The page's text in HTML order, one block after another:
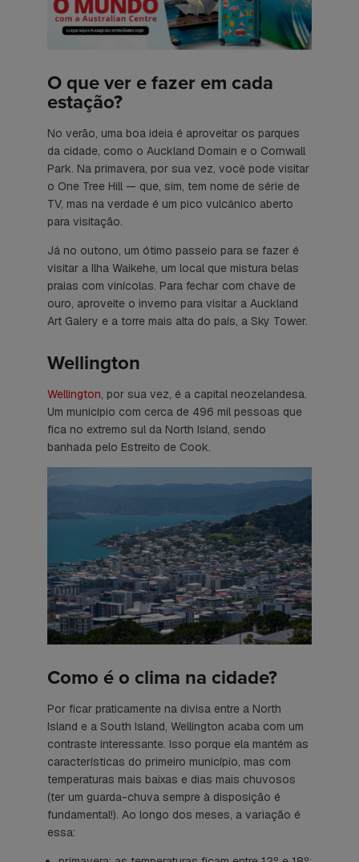
O que ver e fazer em cada
estação?
No verão, uma boa ideia é aproveitar os parques
da cidade, como o Auckland Domain e o Cornwall
Park. Na primavera, por sua vez, você pode visitar
o One Tree Hill — que, sim, tem nome de série de
TV, mas na verdade é um pico vulcânico aberto
para visitação.
Já no outono, um ótimo passeio para se fazer é
visitar a Ilha Waikehe, um local que mistura belas
praias com vinícolas. Para fechar com chave de
ouro, aproveite o inverno para visitar a Auckland
Art Galery e a torre mais alta do país, a Sky Tower.
Wellington
Wellington, por sua vez, é a capital neozelandesa.
Um município com cerca de 496 mil pessoas que
fica no extremo sul da North Island, sendo
banhada pelo Estreito de Cook.
Como é o clima na cidade?
Por ficar praticamente na divisa entre a North
Island e a South Island, Wellington acaba com um
contraste interessante. Isso porque ela mantém as
características do primeiro município, mas com
temperaturas mais baixas e dias mais chuvosos
(ter um guarda-chuva sempre à disposição é
fundamental!). Ao longo dos meses, a variação é
essa: